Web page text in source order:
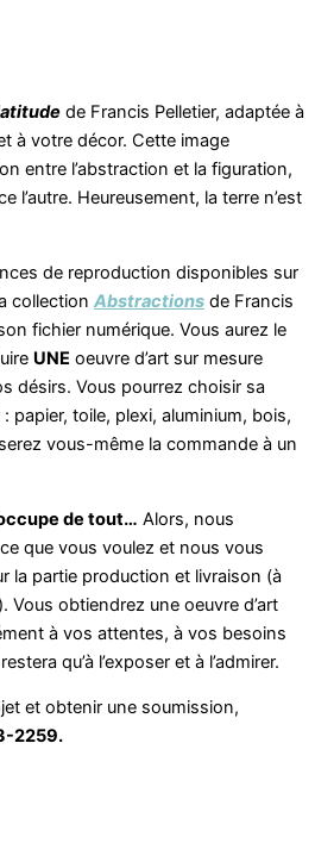
de Francis Pelletier, adaptée à
à votre décor. Cette image
entre l’abstraction et la figuration,
l’autre. Heureusement, la terre n’est
de reproduction disponibles sur
collection Abstractions de Francis
fichier numérique. Vous aurez le
UNE oeuvre d’art sur mesure
désirs. Vous pourrez choisir sa
papier, toile, plexi, aluminium, bois,
vous-même la commande à un
de tout… Alors, nous
que vous voulez et nous vous
la partie production et livraison (à
Vous obtiendrez une oeuvre d’art
à vos attentes, à vos besoins
qu’à l’exposer et à l’admirer.
et obtenir une soumission,
2259.